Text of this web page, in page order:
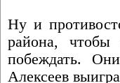
Ну и
района,
побеждать.
Алексеев